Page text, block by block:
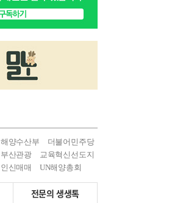
해양수산부
더불어민주당
부산관광
교육혁신선도지
인신매매 UN해양총회
전문의 생생톡